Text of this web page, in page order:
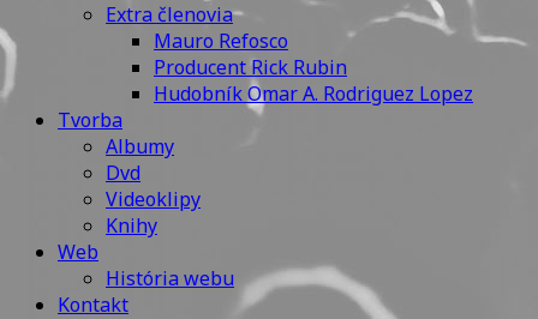
Extra členovia
Mauro Refosco
Producent Rick Rubin
Hudobník Omar A. Rodriguez Lopez
Tvorba
Albumy
Dvd
Videoklipy
Knihy
Web
História webu
Kontakt